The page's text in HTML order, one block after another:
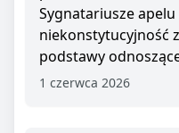
Sygnatariusze
niekonstytucyjność
podstawy
1 czerwca 2026